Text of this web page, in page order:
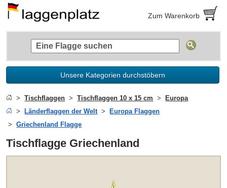
Zum Warenkorb
Unsere Kategorien durchstöbern
Tischflaggen Tischflaggen 10 x 15 cm
Europa
Länderflaggen der Welt
Europa Flaggen
Griechenland Flagge
Tischflagge Griechenland